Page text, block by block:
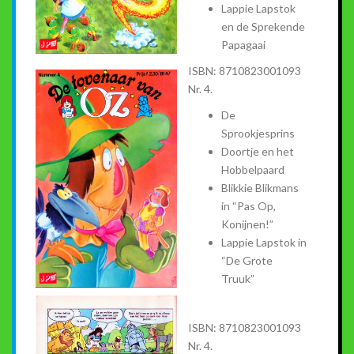
Lappie Lapstok
en de Sprekende
Papagaai
ISBN: 8710823001093
Nr. 4.
De
Sprookjesprins
Doortje en het
Hobbelpaard
Blikkie Blikmans
in “Pas Op,
Konijnen!”
Lappie Lapstok in
“De Grote
Truuk”
ISBN: 8710823001093
Nr. 4.